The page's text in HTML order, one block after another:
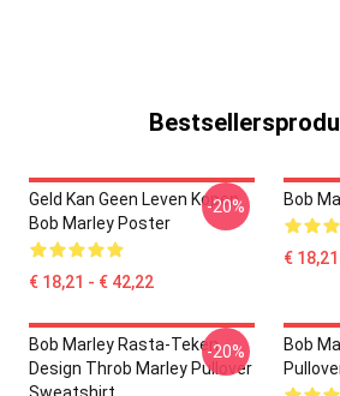
Geld Kan Geen Leven Kopen
Bob Marley Poster
€ 18,21 - € 42,22
-20% Bob
€
Bob Marley Rasta-Teken
Design Throb Marley Pullover
-20%
Bob